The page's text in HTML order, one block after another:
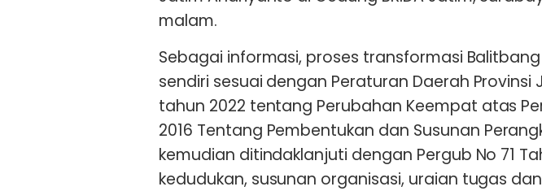
malam.
Sebagai informasi, proses transformasi Balitbang
sendiri sesuai dengan Peraturan Daerah Provinsi
tahun 2022 tentang Perubahan Keempat atas
2016 Tentang Pembentukan dan Susunan
kemudian ditindaklanjuti dengan Pergub No 71
kedudukan, susunan organisasi, uraian tugas